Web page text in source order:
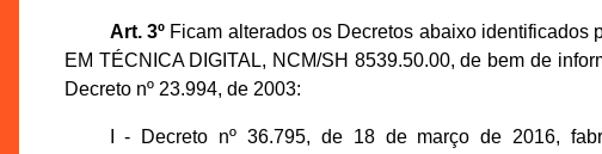
Art. 3ºFicam alterados os Decretos abaixo identificados
EM TÉCNICA DIGITAL, NCM/SH 8539.50.00, de bem de
Decreto nº 23.994, de 2003:
I - Decreto nº 36.795, de 18 de março de 2016,